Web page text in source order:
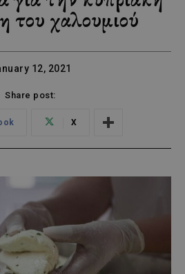
του χαλουμιού
12, 2021
Share post:
X